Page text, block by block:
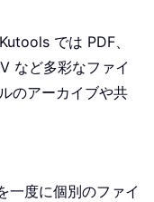
では PDF、
など多彩なファイ
のアーカイブや共
一度に個別のファイ